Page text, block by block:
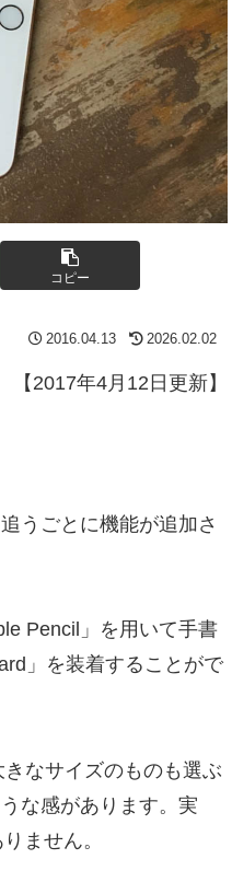
コピー
2016.04.13 2026.02.02
【2017年4月12日更新】
うごとに機能が追加さ
Pencil」を用いて手書
」を装着することがで
なサイズのものも選ぶ
な感があります。実
ません。